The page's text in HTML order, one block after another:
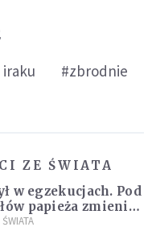
#zbrodnie
ZE ŚWIATA
w egzekucjach. Pod
papieża zmienił